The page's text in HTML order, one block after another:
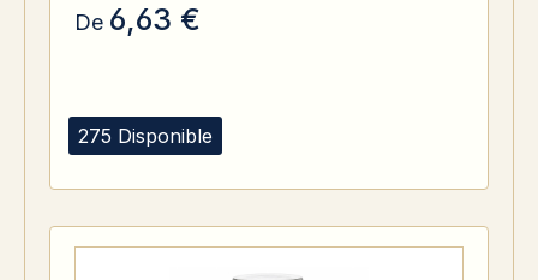
275 Disponible
De 6,63 €